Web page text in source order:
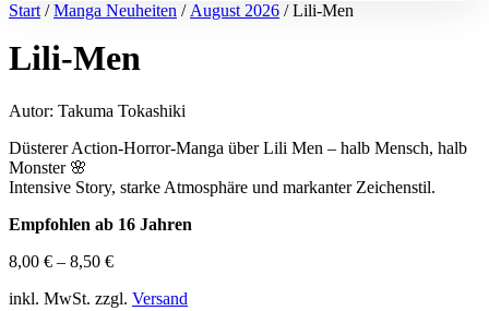
Start /Manga Neuheiten / August 2026 / Lili-Men
Lili-Men
Autor: Takuma Tokashiki
Düsterer Action-Horror-Manga über Lili Men – halb Mensch, halb
Monster 🌸
Intensive Story, starke Atmosphäre und markanter Zeichenstil.
Empfohlen ab 16 Jahren
8,00 € – 8,50 €
inkl. MwSt. zzgl. Versand